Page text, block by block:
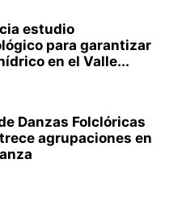
estudio
para garantizar
en el Valle...
Danzas Folclóricas
agrupaciones en